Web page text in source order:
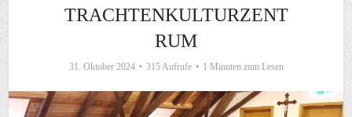
TRACHTENKULTURZENT
RUM
31. Oktober 2024 315 Aufrufe 1 Minuten zum Lesen